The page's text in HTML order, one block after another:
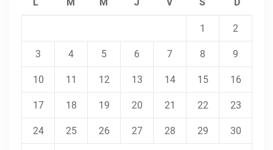
L M M J V S D
1 2
3 4 5 6 7 8 9
10 11 12 13 14 15 16
17 18 19 20 21 22 23
24 25 26 27 28 29 30